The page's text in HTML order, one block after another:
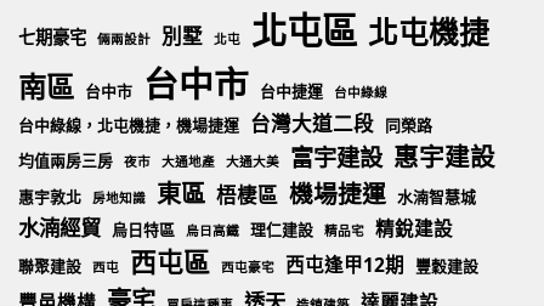
七期豪宅 倆兩設計 別墅 北屯 北屯區 北屯機捷
南區 台中市 台中市 台中捷運 台中綠線
台中綠線，北屯機捷，機場捷運 台灣大道二段 同榮路
均值兩房三房
夜市 大通地產 大通大美 富宇建設 惠宇建設
惠宇敦北 房地知識 東區 梧棲區 機場捷運 水湳智慧城
水湳經貿 烏日特區 烏日高鐵 理仁建設 精品宅 精銳建設
聯聚建設 西屯 西屯區 西屯豪宅 西屯逢甲12期 豐穀建設